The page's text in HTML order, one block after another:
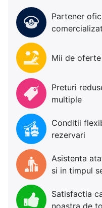
Partener
Mii de
Preturi
multiple
Conditii
rezervari
Asistenta
si in timpul
Satisfactia
noastra de